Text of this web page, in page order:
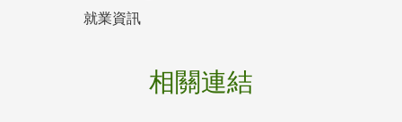
就業資訊
相關連結